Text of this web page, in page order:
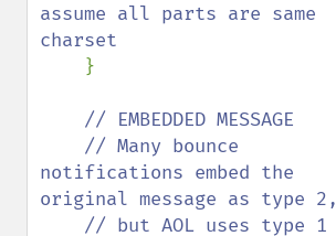
assume all parts are same
charset
}
// EMBEDDED MESSAGE
notifications embed the
original message as type 2,